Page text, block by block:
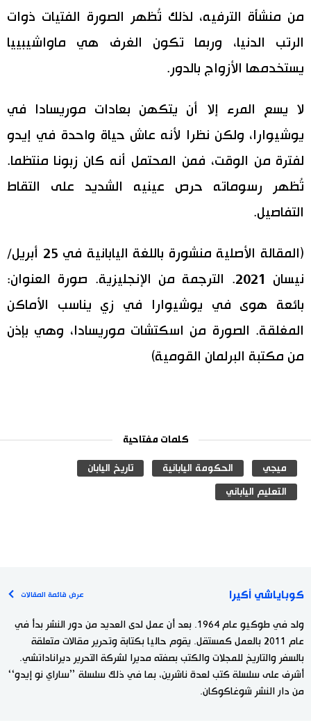
من منشأة الترفيه، لذلك تُظهر الصورة الفتيات ذوات
الرتب الدنيا، وربما تكون الغرف هي ماواشيبييا
يستخدمها الأزواج بالدور.
لا يسع المرء إلا أن يتكهن بعادات موريسادا في
يوشيوارا، ولكن نظرا لأنه عاش حياة واحدة في إيدو
لفترة من الوقت، فمن المحتمل أنه كان زبونا منتظما.
تُظهر رسوماته حرص عينيه الشديد على التقاط
التفاصيل.
(المقالة الأصلية منشورة باللغة اليابانية في 25 أبريل/
نيسان 2021. الترجمة من الإنجليزية. صورة العنوان:
بائعة هوى في يوشيوارا في زي يناسب الأماكن
المغلقة. الصورة من اسكتشات موريسادا، وهي بإذن
من مكتبة البرلمان القومية)
كلمات مفتاحية
ميجي الحكومة اليابانية تاريخ اليابان
التعليم الياباني
كوباياشي أكيرا عرض قائمة المقالات
ولد في طوكيو عام 1964. بعد أن عمل لدى العديد من دور النشر بدأ في
عام 2011 بالعمل كمستقل. يقوم حاليا بكتابة وتحرير مقالات متعلقة
بالسفر والتاريخ للمجلات والكتب بصفته مديرا لشركة التحرير ديراناداتشي.
أشرف على سلسلة كتب لعدة ناشرين، بما في ذلك سلسلة ’’ساراي نو إيدو‘‘
من دار النشر شوغاكوكان.